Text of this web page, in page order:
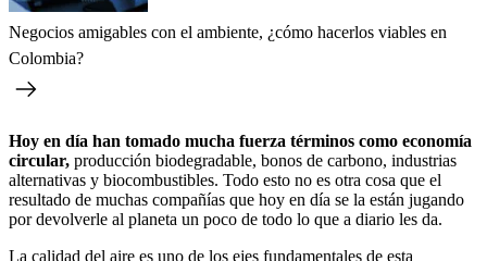
Negocios amigables con el ambiente, ¿cómo hacerlos viables en
Colombia?
Hoy en día han tomado mucha fuerza términos como economía
circular, producción biodegradable, bonos de carbono, industrias
alternativas y biocombustibles. Todo esto no es otra cosa que el
resultado de muchas compañías que hoy en día se la están jugando
por devolverle al planeta un poco de todo lo que a diario les da.
La calidad del aire es uno de los ejes fundamentales de esta